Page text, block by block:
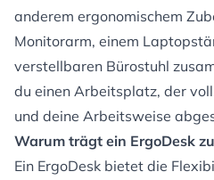
anderem ergonomischem
Monitorarm, einem
verstellbaren Bürostuhl
du einen Arbeitsplatz, der
und deine Arbeitsweise
Warum trägt ein ErgoDesk
Ein ErgoDesk bietet die